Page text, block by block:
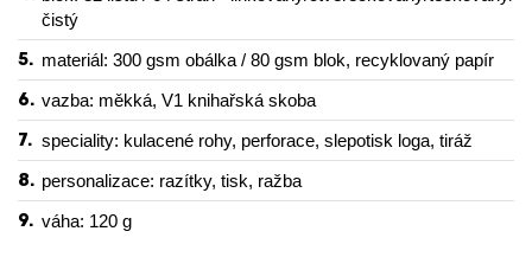
čistý
materiál: 300 gsm obálka / 80 gsm blok, recyklovaný papír
vazba: měkká, V1 knihařská skoba
speciality: kulacené rohy, perforace, slepotisk loga, tiráž
personalizace: razítky, tisk, ražba
váha: 120 g